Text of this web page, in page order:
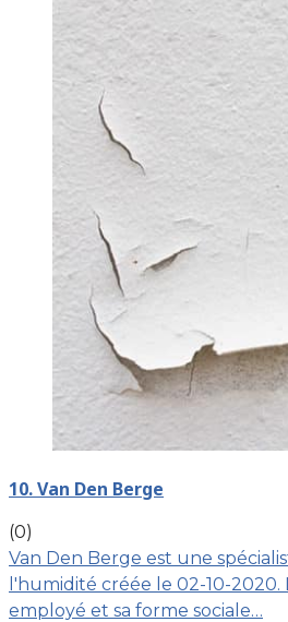
10. Van Den Berge
(0)
Van Den Berge est une
l'humidité créée le 02-10-2020.
employé et sa forme sociale…